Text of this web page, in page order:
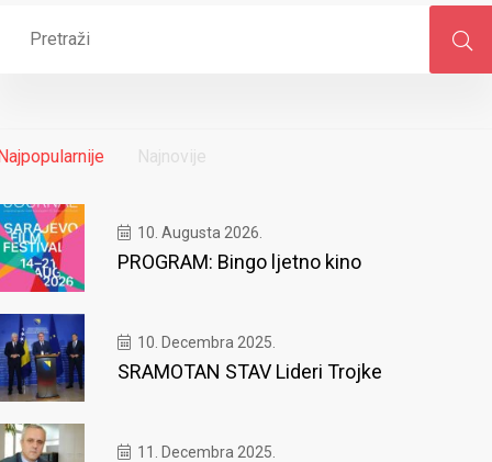
Najnovije
10. Augusta 2026.
PROGRAM: Bingo ljetno kino
10. Decembra 2025.
SRAMOTAN STAV Lideri Trojke
11. Decembra 2025.